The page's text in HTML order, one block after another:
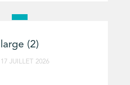
large (2)
17 JUILLET 2026